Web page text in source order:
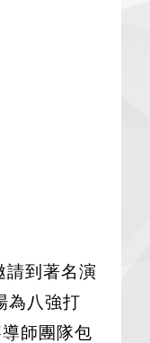
到著名演
為八強打
師團隊包